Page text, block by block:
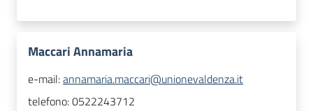
Maccari Annamaria
e-mail:annamaria.maccari@unionevaldenza.it
telefono:0522243712